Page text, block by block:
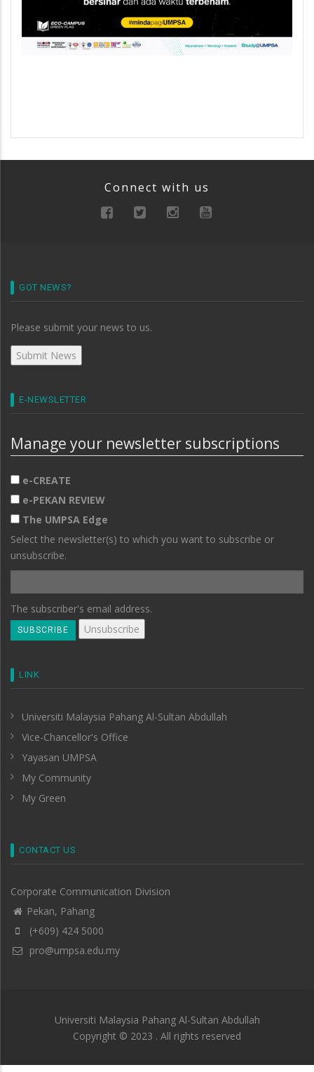
Connect with us
GOT NEWS?
Please submit your news to us.
E-NEWSLETTER
Manage your newsletter subscriptions
e-CREATE
e-PEKAN REVIEW
The UMPSA Edge
Select the newsletter(s) to which you want to subscribe or
unsubscribe.
The subscriber's email address.
LINK
Universiti Malaysia Pahang Al-Sultan Abdullah
Vice-Chancellor's Office
Yayasan UMPSA
My Community
My Green
CONTACT US
Corporate Communication Division
Pekan, Pahang
(+609) 424 5000
pro@umpsa.edu.my
Universiti Malaysia Pahang Al-Sultan Abdullah
Copyright © 2023 . All rights reserved